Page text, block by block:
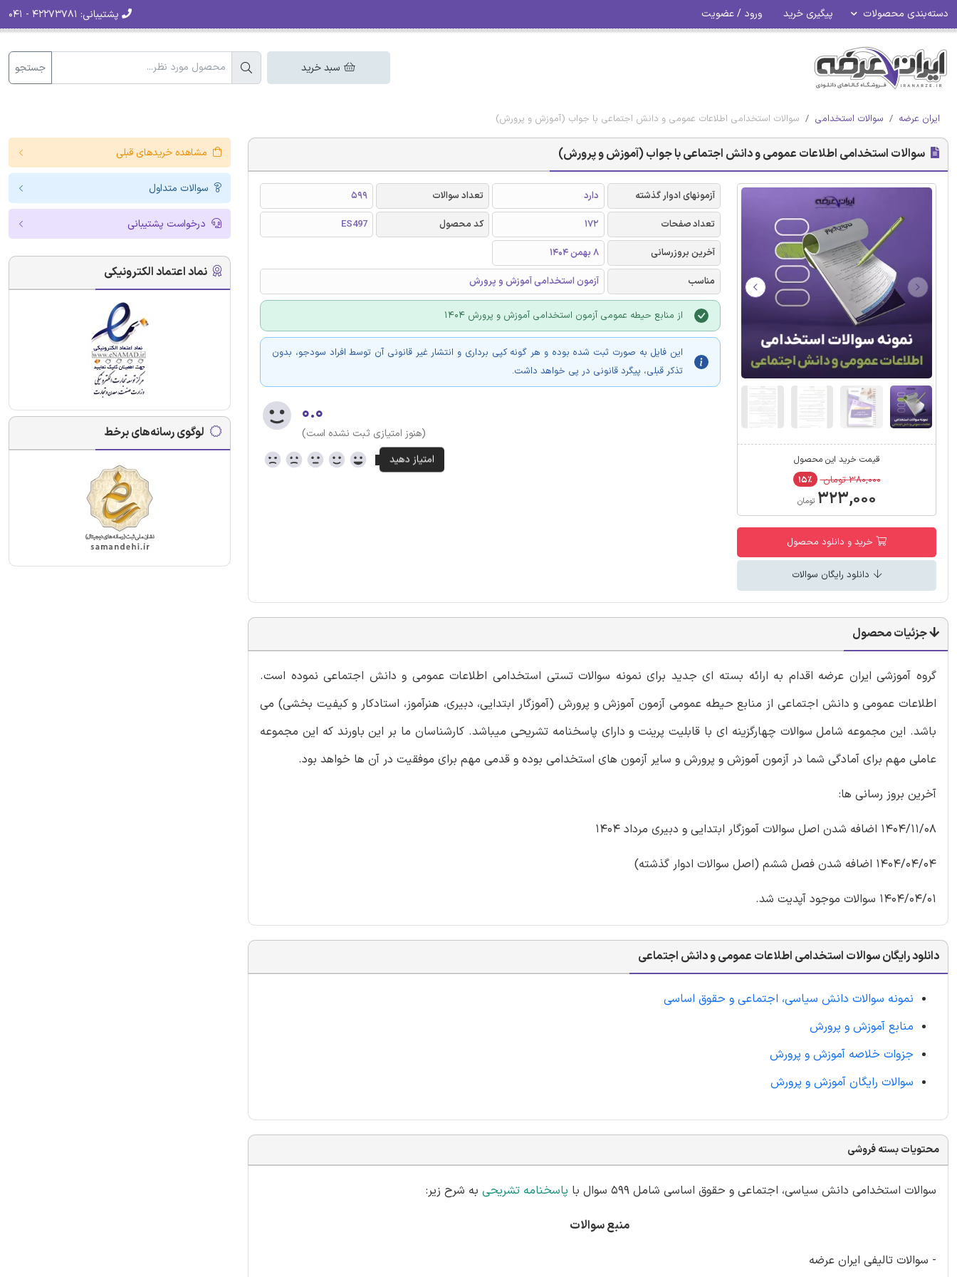
دسته‌بندی محصولات پیگیری خرید ورود / عضویت پشتیبانی:
سبد خرید جستجو
ایران عرضه سوالات استخدامی سوالات استخدامی اطلاعات عمومی و دانش اجتماعی با جواب (آموزش و پرورش)
سوالات استخدامی اطلاعات عمومی و دانش اجتماعی با جواب (آموزش و پرورش)
قیمت خرید این محصول
۳۸۰,۰۰۰ تومان ۱۵٪
۳۲۳,۰۰۰ تومان
خرید و دانلود محصول
دانلود رایگان سوالات
آزمونهای ادوار گذشته دارد تعداد سوالات
599
تعداد صفحات
172 کد محصول
ES497
آخرین بروزرسانی
8 بهمن 1404
مناسب
آزمون استخدامی آموزش و پرورش
از منابع حیطه عمومی آزمون استخدامی آموزش و پرورش 1404
این فایل به صورت ثبت شده بوده و هر گونه کپی برداری و انتشار غیر قانونی آن توسط افراد سودجو، بدون
تذکر قبلی، پیگرد قانونی در پی خواهد داشت.
۰.۰
(هنوز امتیازی ثبت نشده است)
جزئیات محصول
گروه آموزشی ایران عرضه اقدام به ارائه بسته ای جدید برای نمونه سوالات تستی استخدامی اطلاعات عمومی و دانش اجتماعی نموده است.
اطلاعات عمومی و دانش اجتماعی از منابع حیطه عمومی آزمون آموزش و پرورش (آموزگار ابتدایی، دبیری، هنرآموز، استادکار و کیفیت بخشی) می
باشد. این مجموعه شامل سوالات چهارگزینه ای با قابلیت پرینت و دارای پاسخنامه تشریحی میباشد. کارشناسان ما بر این باورند که این مجموعه
عاملی مهم برای آمادگی شما در آزمون آموزش و پرورش و سایر آزمون های استخدامی بوده و قدمی مهم برای موفقیت در آن ها خواهد بود.
آخرین بروز رسانی ها:
1404/11/08 اضافه شدن اصل سوالات آموزگار ابتدایی و دبیری مرداد 1404
1404/04/04 اضافه شدن فصل ششم (اصل سوالات ادوار گذشته)
1404/04/01 سوالات موجود آپدیت شد.
دانلود رایگان سوالات استخدامی اطلاعات عمومی و دانش اجتماعی
نمونه سوالات دانش سیاسی، اجتماعی و حقوق اساسی
منابع آموزش و پرورش
جزوات خلاصه آموزش و پرورش
سوالات رایگان آموزش و پرورش
محتویات بسته فروشی
سوالات استخدامی دانش سیاسی، اجتماعی و حقوق اساسی شامل 599 سوال با پاسخنامه تشریحی به شرح زیر:
منبع سوالات
- سوالات تالیفی ایران عرضه
مشاهده خریدهای قبلی
سوالات متداول
درخواست پشتیبانی
نماد اعتماد الکترونیکی
لوگوی رسانه‌های برخط